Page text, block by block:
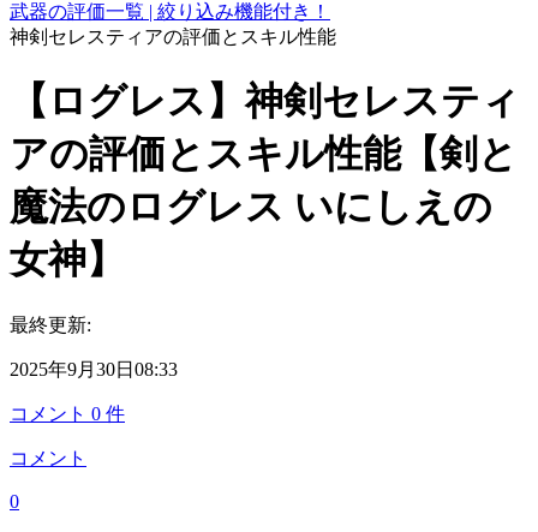
武器の評価一覧 | 絞り込み機能付き！
神剣セレスティアの評価とスキル性能
【ログレス】神剣セレスティ
アの評価とスキル性能【剣と
魔法のログレス いにしえの
女神】
最終更新:
2025年9月30日08:33
コメント 0 件
コメント
0